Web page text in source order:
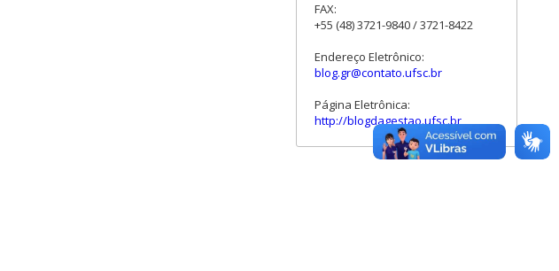
FAX:
+55 (48) 3721-9840 / 3721-8422
Endereço Eletrônico:
blog.gr@contato.ufsc.br
Página Eletrônica:
http://blogdagestao.ufsc.br